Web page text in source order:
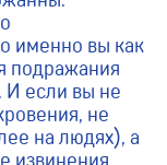
именно вы как
подражания
И если вы не
не
на людях), а